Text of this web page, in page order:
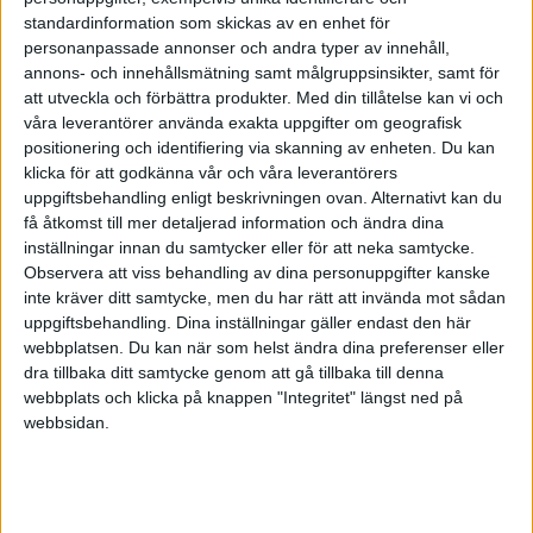
standardinformation som skickas av en enhet för
personanpassade annonser och andra typer av innehåll,
annons- och innehållsmätning samt målgruppsinsikter, samt för
att utveckla och förbättra produkter. Med din tillåtelse kan vi och
våra leverantörer använda exakta uppgifter om geografisk
positionering och identifiering via skanning av enheten. Du kan
klicka för att godkänna vår och våra leverantörers
uppgiftsbehandling enligt beskrivningen ovan. Alternativt kan du
få åtkomst till mer detaljerad information och ändra dina
inställningar innan du samtycker eller för att neka samtycke.
Observera att viss behandling av dina personuppgifter kanske
inte kräver ditt samtycke, men du har rätt att invända mot sådan
uppgiftsbehandling. Dina inställningar gäller endast den här
webbplatsen. Du kan när som helst ändra dina preferenser eller
dra tillbaka ditt samtycke genom att gå tillbaka till denna
webbplats och klicka på knappen "Integritet" längst ned på
webbsidan.
ej, eller om den på nått sätt "sparas" vidare till
nästkommande år...?
Stig Forsberg
2009-12-14 12:57
Nu vet jag inte hur ofta du deklarerar moms.
Om du gör det årsvis i samband med
inkomstdeklarationen så hamnar en momsskuld